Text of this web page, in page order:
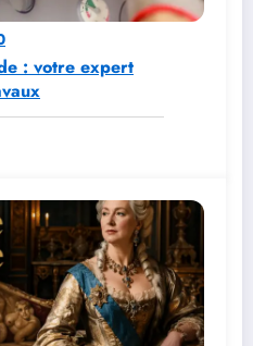
: votre expert